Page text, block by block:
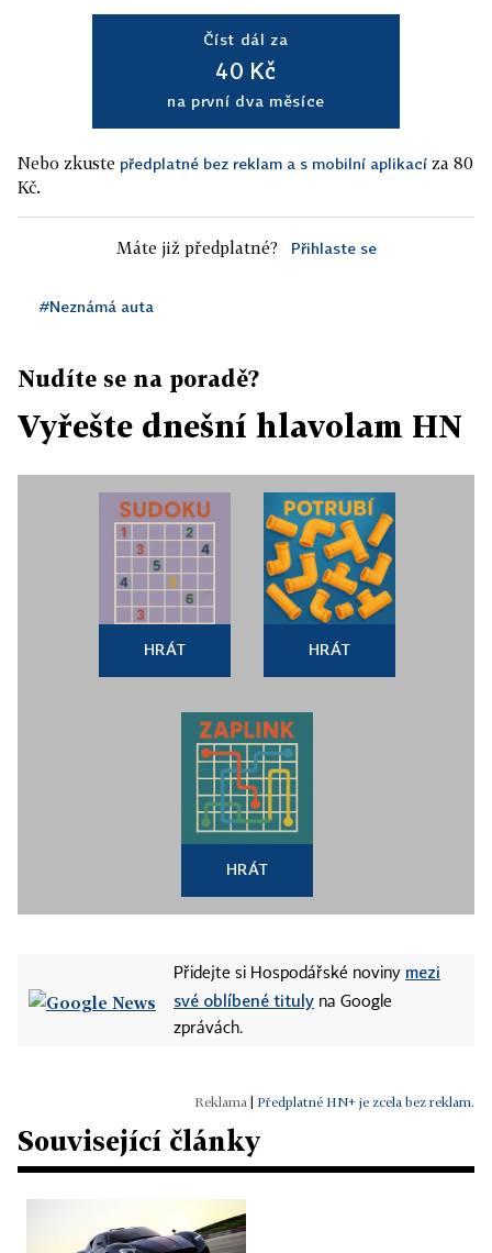
Číst dál za
40 Kč
na první dva měsíce
Nebo zkuste předplatné bez reklam a s mobilní aplikací za 80
Kč.
Máte již předplatné? Přihlaste se
#Neznámá auta
Nudíte se na poradě?
Vyřešte dnešní hlavolam HN
HRÁT HRÁT
HRÁT
Přidejte si Hospodářské noviny mezi
své oblíbené tituly na Google
zprávách.
Předplatné HN+ je zcela bez reklam.
Související články